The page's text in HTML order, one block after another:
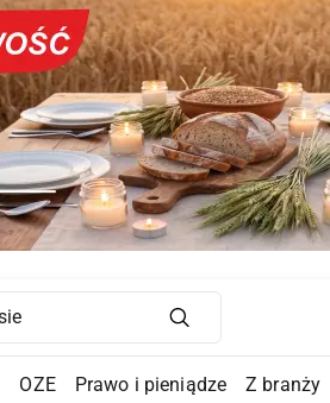
Main Navigation
OZE Prawo i pieniądze Z branży